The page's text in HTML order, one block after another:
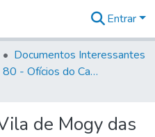
na
Entrar
Documentos Interessantes
Volume 80 - Ofícios do Capitão General Martim Lopes Lobo de Saldanha (1777-1780)
de Mogy das